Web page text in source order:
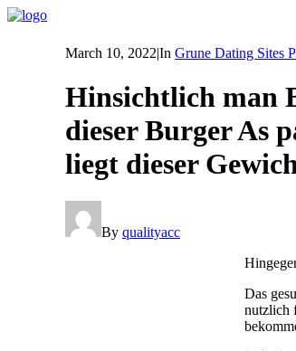
March 10, 2022|In Grune Dating Sites
Hinsichtlich man
dieser Burger As
liegt dieser
By qualityacc
Das
nutzlich